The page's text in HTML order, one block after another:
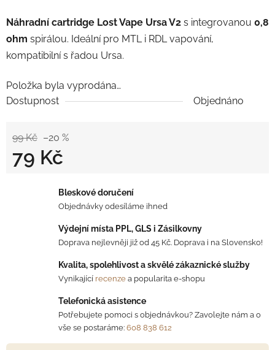
Náhradní cartridge Lost Vape Ursa V2 s integrovanou 0,8
ohm spirálou. Ideální pro MTL i RDL vapování,
kompatibilní s řadou Ursa.
Položka byla vyprodána…
Dostupnost
Objednáno
99 Kč –20 %
79 Kč
Bleskové doručení
Objednávky odesíláme ihned
Výdejní místa PPL, GLS i Zásilkovny
Doprava nejlevněji již od 45 Kč. Doprava i na Slovensko!
Kvalita, spolehlivost a skvělé zákaznické služby
Vynikající recenze a popularita e-shopu
Telefonická asistence
Potřebujete pomoci s objednávkou? Zavolejte nám a o
vše se postaráme: 608 838 612